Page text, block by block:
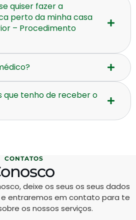
quiser fazer a
perto da minha casa
– Procedimento
que tenho de receber o
CONTATOS
deixe os seus os seus dados
entraremos em contato para te
os nossos serviços.